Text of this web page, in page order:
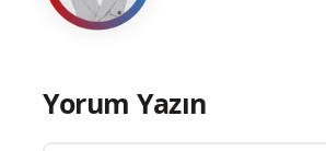
Yorum Yazın